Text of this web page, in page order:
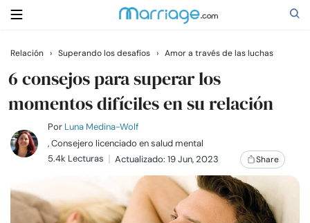
Buscar
Casarse
Relaciones
Familia
Relación › Superando los desafíos › Amor a través de las luchas
6 consejos para superar los
momentos difíciles en su relación
Por Luna Medina-Wolf
, Consejero licenciado en salud mental
5.4k Lecturas
Actualizado: 19 Jun, 2023 Share